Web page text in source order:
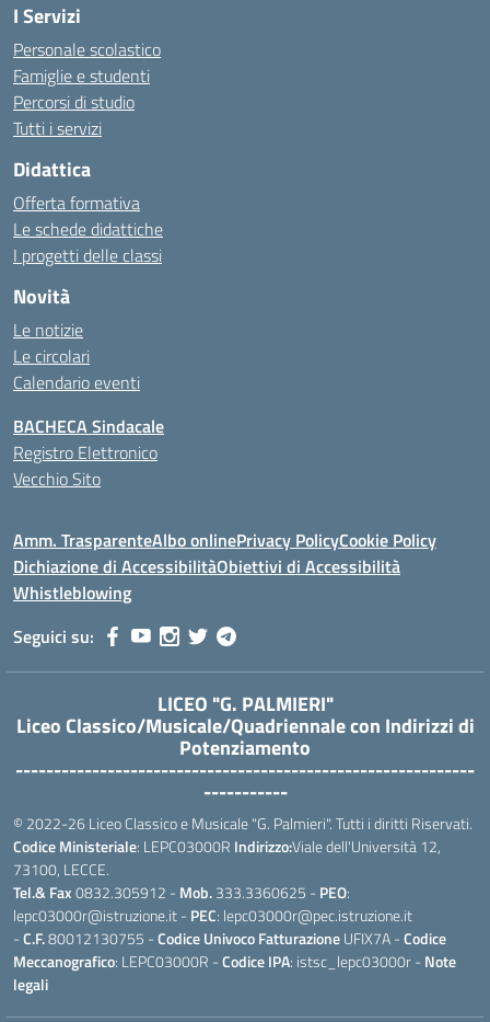
I Servizi
Personale scolastico
Famiglie e studenti
Percorsi di studio
Tutti i servizi
Didattica
Offerta formativa
Le schede didattiche
I progetti delle classi
Novità
Le notizie
Le circolari
Calendario eventi
BACHECA Sindacale
Registro Elettronico
Vecchio Sito
Amm. TrasparenteAlbo onlinePrivacy PolicyCookie Policy
Dichiazione di AccessibilitàObiettivi di Accessibilità
Whistleblowing
Seguici su:
LICEO "G. PALMIERI"
Liceo Classico/Musicale/Quadriennale con Indirizzi di
Potenziamento
------------------------------------------------------------
-----------
© 2022-26 Liceo Classico e Musicale "G. Palmieri". Tutti i diritti Riservati.
Codice Ministeriale: LEPC03000R Indirizzo:Viale dell'Università 12,
73100, LECCE.
Tel.& Fax0832.305912 - Mob.333.3360625 - PEO:
lepc03000r@istruzione.it - PEC: lepc03000r@pec.istruzione.it
-C.F.80012130755 -Codice Univoco FatturazioneUFIX7A -Codice
Meccanografico: LEPC03000R -Codice IPA: istsc_lepc03000r - Note
legali